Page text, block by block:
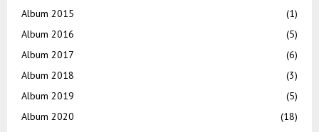
Album 2015
(1)
Album 2016
(5)
Album 2017
(6)
Album 2018
(3)
Album 2019
(5)
Album 2020
(18)